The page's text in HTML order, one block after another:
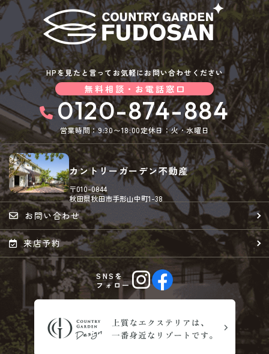
HPを見たと言ってお気軽にお問い合わせください
無料相談・お電話窓口
0120-874-884
営業時間：9:30〜18:00定休日：火・水曜日
カントリーガーデン不動産
〒010-0844
秋田県秋田市手形山中町1-38
お問い合わせ
来店予約
SNSを
フォロー